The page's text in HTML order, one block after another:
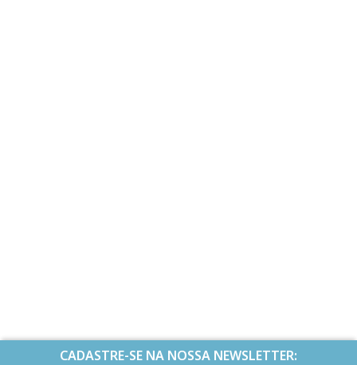
CADASTRE-SE NA NOSSA NEWSLETTER: